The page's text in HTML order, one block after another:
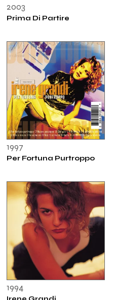
2003
Prima Di Partire
1997
Per Fortuna Purtroppo
1994